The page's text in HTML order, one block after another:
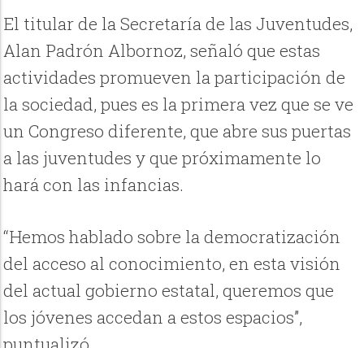
El titular de la Secretaría de las Juventudes,
Alan Padrón Albornoz, señaló que estas
actividades promueven la participación de
la sociedad, pues es la primera vez que se ve
un Congreso diferente, que abre sus puertas
a las juventudes y que próximamente lo
hará con las infancias.
“Hemos hablado sobre la democratización
del acceso al conocimiento, en esta visión
del actual gobierno estatal, queremos que
los jóvenes accedan a estos espacios”,